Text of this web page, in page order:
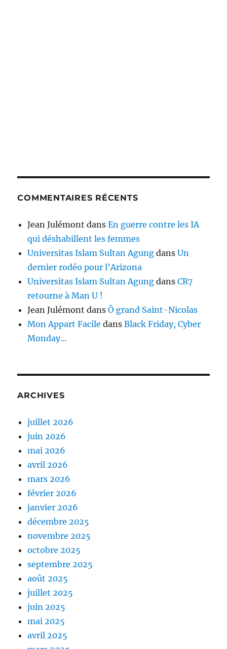
COMMENTAIRES RÉCENTS
Jean Julémont dansEn guerre contre les IA
qui déshabillent les femmes
Universitas Islam Sultan Agung dansUn
dernier rodéo pour l’Arizona
Universitas Islam Sultan Agung dansCR7
retourne à Man U !
Jean Julémont dansÔ grand Saint-Nicolas
Mon Appart Facile dansBlack Friday, Cyber
Monday…
ARCHIVES
juillet 2026
juin 2026
mai 2026
avril 2026
mars 2026
février 2026
janvier 2026
décembre 2025
novembre 2025
octobre 2025
septembre 2025
août 2025
juillet 2025
juin 2025
mai 2025
avril 2025